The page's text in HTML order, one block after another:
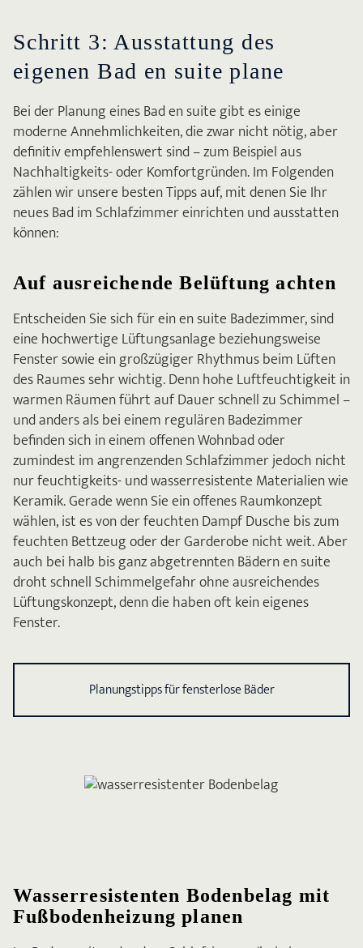
Schritt 3: Ausstattung des
eigenen Bad en suite plane
Bei der Planung eines Bad en suite gibt es einige
moderne Annehmlichkeiten, die zwar nicht nötig, aber
definitiv empfehlenswert sind – zum Beispiel aus
Nachhaltigkeits- oder Komfortgründen. Im Folgenden
zählen wir unsere besten Tipps auf, mit denen Sie Ihr
neues Bad im Schlafzimmer einrichten und ausstatten
können:
Auf ausreichende Belüftung achten
Entscheiden Sie sich für ein en suite Badezimmer, sind
eine hochwertige Lüftungsanlage beziehungsweise
Fenster sowie ein großzügiger Rhythmus beim Lüften
des Raumes sehr wichtig. Denn hohe Luftfeuchtigkeit in
warmen Räumen führt auf Dauer schnell zu Schimmel –
und anders als bei einem regulären Badezimmer
befinden sich in einem offenen Wohnbad oder
zumindest im angrenzenden Schlafzimmer jedoch nicht
nur feuchtigkeits- und wasserresistente Materialien wie
Keramik. Gerade wenn Sie ein offenes Raumkonzept
wählen, ist es von der feuchten Dampf Dusche bis zum
feuchten Bettzeug oder der Garderobe nicht weit. Aber
auch bei halb bis ganz abgetrennten Bädern en suite
droht schnell Schimmelgefahr ohne ausreichendes
Lüftungskonzept, denn die haben oft kein eigenes
Fenster.
Planungstipps für fensterlose Bäder
Wasserresistenten Bodenbelag mit
Fußbodenheizung planen